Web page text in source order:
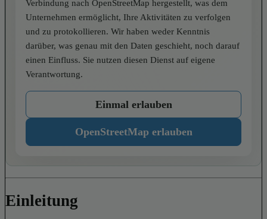
Verbindung nach OpenStreetMap hergestellt, was dem
Unternehmen ermöglicht, Ihre Aktivitäten zu verfolgen
und zu protokollieren. Wir haben weder Kenntnis
darüber, was genau mit den Daten geschieht, noch darauf
einen Einfluss. Sie nutzen diesen Dienst auf eigene
Verantwortung.
Einmal erlauben
OpenStreetMap erlauben
Einleitung